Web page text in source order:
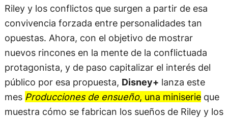
Riley y los conflictos que surgen a partir de esa
convivencia forzada entre personalidades tan
opuestas. Ahora, con el objetivo de mostrar
nuevos rincones en la mente de la conflictuada
protagonista, y de paso capitalizar el interés del
público por esa propuesta, Disney+ lanza este
mes Producciones de ensueño, una miniserieque
muestra cómo se fabrican los sueños de Riley y los